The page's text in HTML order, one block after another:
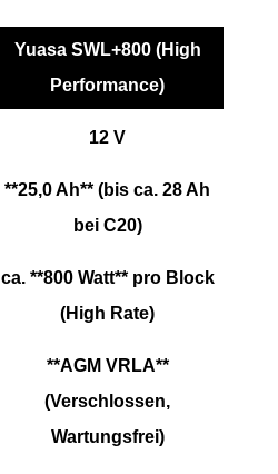
Yuasa SWL+800 (High
Performance)
12 V
**25,0 Ah** (bis ca. 28 Ah
bei C20)
ca. **800 Watt** pro Block
(High Rate)
**AGM VRLA**
(Verschlossen,
Wartungsfrei)